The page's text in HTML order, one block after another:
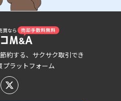
約する、サクサク取引でき
プラットフォーム